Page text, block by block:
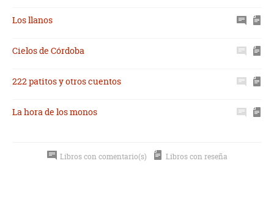
Los llanos
Cielos de Córdoba
222 patitos y otros cuentos
La hora de los monos
Libros con comentario(s) Libros con reseña